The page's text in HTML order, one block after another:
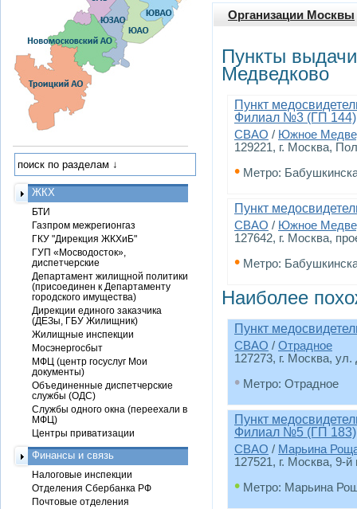
Организации Москвы
Пункты
Медведково
Пункт
Филиал №3 (ГП 144)
СВАО / Южное
129221, г. Москва,
• Метро:
Пункт
СВАО / Южное
127642, г. Москва,
• Метро:
Наиболее
Пункт
СВАО / Отрадное
127273, г. Москва,
• Метро: Отрадное
Пункт
Филиал №5 (ГП 183)
СВАО / Марьина
127521, г. Москва, 9-
• Метро: Марьина
ЖКХ
БТИ
Газпром межрегионгаз
ГКУ "Дирекция ЖКХиБ"
ГУП «Мосводосток»,
диспетчерские
Департамент жилищной политики
(присоединен к Департаменту
городского имущества)
Дирекции единого заказчика
(ДЕЗы, ГБУ Жилищник)
Жилищные инспекции
Мосэнергосбыт
МФЦ (центр госуслуг Мои
документы)
Объединенные диспетчерские
службы (ОДС)
Службы одного окна (переехали в
МФЦ)
Центры приватизации
Финансы и связь
Налоговые инспекции
Отделения Сбербанка РФ
Почтовые отделения